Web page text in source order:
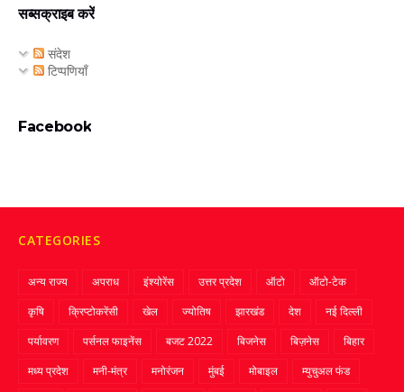
सब्सक्राइब करें
संदेश
टिप्पणियाँ
Facebook
CATEGORIES
अन्य राज्य अपराध इंश्योरेंस उत्तर प्रदेश ऑटो
ऑटो-टेक
कृषि
क्रिप्‍टोकरेंसी खेल ज्‍योतिष झारखंड देश
नई दिल्ली
पर्यावरण
पर्सनल फाइनेंस बजट 2022 बिजनेस बिज़नेस
बिहार
मध्य प्रदेश
मनी-मंत्र मनोरंजन मुंबई मोबाइल
म्‍युचुअल फंड